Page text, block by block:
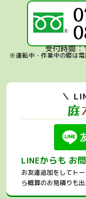
受付時間
※運転中・作業中の際は電
＼
LINEからも お
お友達追加をしてト
ら概算のお見積りも出